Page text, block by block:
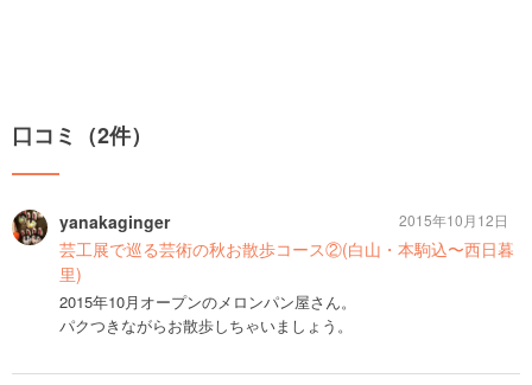
口コミ（2件）
yanakaginger
芸工展で巡る芸術の秋お散歩コース②(白山・本駒込〜西日暮
里)
2015年10月オープンのメロンパン屋さん。
パクつきながらお散歩しちゃいましょう。
2015年10月12日